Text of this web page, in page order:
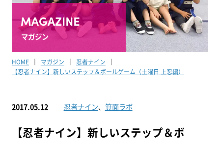
マガジン
HOME マガジン
忍者ナイン
【忍者ナイン】新しいステップ＆ボールゲーム（土曜日 上忍編）
2017.05.12 忍者ナイン、 箕面ラボ
【忍者ナイン】新しいステップ＆ボ